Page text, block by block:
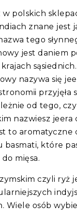
w polskich
znane jest
tego
jest daniem
nazywa się
przyjęła
od tego,
nazwiesz jeera
to aromatyczne
basmati, które
mięsa.
czyli ryż
Wiele osób